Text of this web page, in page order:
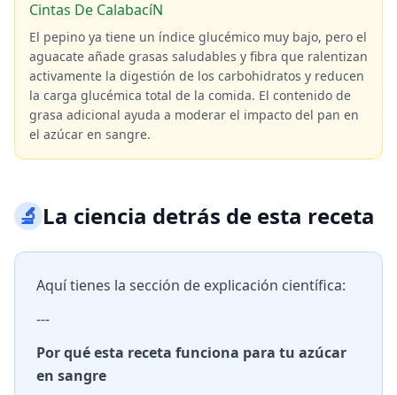
Cintas De CalabacíN
El pepino ya tiene un índice glucémico muy bajo, pero el
aguacate añade grasas saludables y fibra que ralentizan
activamente la digestión de los carbohidratos y reducen
la carga glucémica total de la comida. El contenido de
grasa adicional ayuda a moderar el impacto del pan en
el azúcar en sangre.
🔬La ciencia detrás de esta receta
Aquí tienes la sección de explicación científica:
---
Por qué esta receta funciona para tu azúcar
en sangre